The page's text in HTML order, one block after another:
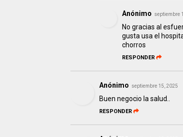
Anónimo septiembre
No gracias al
gusta usa el
chorros
RESPONDER
Anónimo septiembre 15, 2025
Buen negocio la salud..
RESPONDER